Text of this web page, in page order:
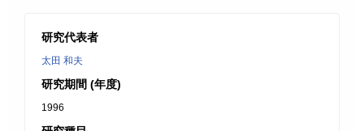
研究代表者
太田 和夫
研究期間 (年度)
1996